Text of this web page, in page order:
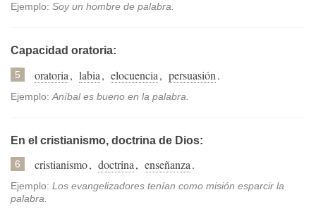
Ejemplo: Soy un hombre de palabra.
Capacidad oratoria:
5 oratoria, labia, elocuencia, persuasión.
Ejemplo: Aníbal es bueno en la palabra.
En el cristianismo, doctrina de Dios:
6 cristianismo, doctrina, enseñanza.
Ejemplo: Los evangelizadores tenían como misión esparcir la
palabra.